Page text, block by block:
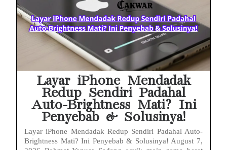
Layar iPhone Mendadak
Redup Sendiri Padahal
Auto-Brightness Mati? Ini
Penyebab & Solusinya!
Layar iPhone Mendadak Redup Sendiri Padahal Auto-
Brightness Mati? Ini Penyebab & Solusinya! August 7,